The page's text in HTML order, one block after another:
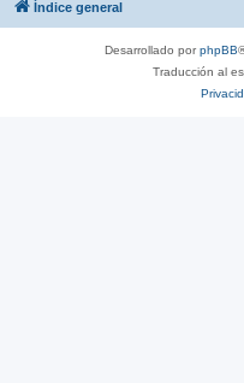
Índice general
Desarrollado porphpBB
Traducción al